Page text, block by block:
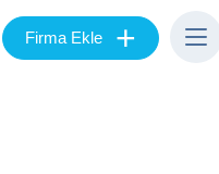
Firma Ekle +